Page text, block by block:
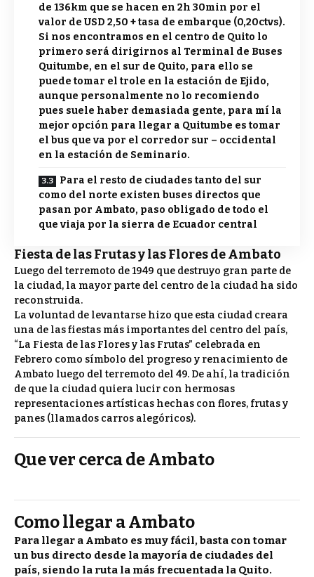
de 136km que se hacen en 2h 30min por el
valor de USD 2,50 + tasa de embarque (0,20ctvs).
Si nos encontramos en el centro de Quito lo
primero será dirigirnos al Terminal de Buses
Quitumbe, en el sur de Quito, para ello se
puede tomar el trole en la estación de Ejido,
aunque personalmente no lo recomiendo
pues suele haber demasiada gente, para mí la
mejor opción para llegar a Quitumbe es tomar
el bus que va por el corredor sur – occidental
en la estación de Seminario.
Para el resto de ciudades tanto del sur
como del norte existen buses directos que
pasan por Ambato, paso obligado de todo el
que viaja por la sierra de Ecuador central
Fiesta de las Frutas y las Flores de Ambato
Luego del terremoto de 1949 que destruyo gran parte de
la ciudad, la mayor parte del centro de la ciudad ha sido
reconstruida.
La voluntad de levantarse hizo que esta ciudad creara
una de las fiestas más importantes del centro del país,
“La Fiesta de las Flores y las Frutas” celebrada en
Febrero como símbolo del progreso y renacimiento de
Ambato luego del terremoto del 49. De ahí, la tradición
de que la ciudad quiera lucir con hermosas
representaciones artísticas hechas con flores, frutas y
panes (llamados carros alegóricos).
Que ver cerca de Ambato
Como llegar a Ambato
Para llegar a Ambato es muy fácil, basta con tomar
un bus directo desde la mayoría de ciudades del
país, siendo la ruta la más frecuentada la Quito.